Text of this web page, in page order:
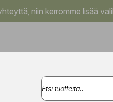
niin kerromme lisää